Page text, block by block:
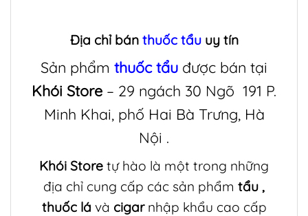
Địa chỉ bán thuốc tẩuuy tín
Sản phẩm thuốc tẩu được bán tại
Khói Store – 29 ngách 30 Ngõ 191 P.
Minh Khai, phố Hai Bà Trưng, Hà
Nội .
Khói Store tự hào là một trong những
địa chỉ cung cấp các sản phẩm tẩu ,
thuốc lá và cigar nhập khẩu cao cấp